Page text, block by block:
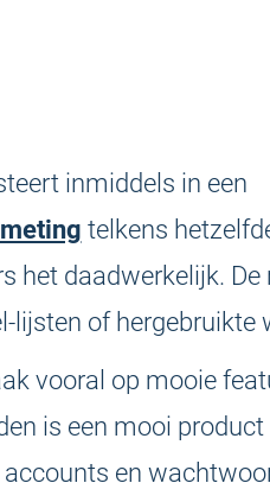
inmiddels in een
telkens
het daadwerkelijk.
lijsten of hergebruikte
vooral op mooie
is een mooi
en